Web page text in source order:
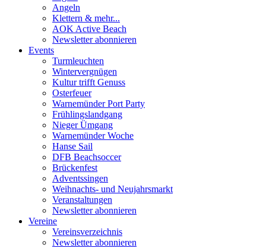
Angeln
Klettern & mehr...
AOK Active Beach
Newsletter abonnieren
Events
Turmleuchten
Wintervergnügen
Kultur trifft Genuss
Osterfeuer
Warnemünder Port Party
Frühlingslandgang
Nieger Ümgang
Warnemünder Woche
Hanse Sail
DFB Beachsoccer
Brückenfest
Adventssingen
Weihnachts- und Neujahrsmarkt
Veranstaltungen
Newsletter abonnieren
Vereine
Vereinsverzeichnis
Newsletter abonnieren